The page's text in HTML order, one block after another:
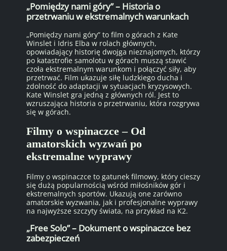
„Pomiędzy nami góry” – Historia o
przetrwaniu w ekstremalnych warunkach
„Pomiędzy nami góry” to film o górach z Kate
Winslet i Idris Elba w rolach głównych,
opowiadający historię dwojga nieznajomych, którzy
po katastrofie samolotu w górach muszą stawić
czoła ekstremalnym warunkom i połączyć siły, aby
przetrwać. Film ukazuje siłę ludzkiego ducha i
zdolność do adaptacji w sytuacjach kryzysowych.
Kate Winslet gra jedną z głównych ról. Jest to
wzruszająca historia o przetrwaniu, która rozgrywa
się w górach.
Filmy o wspinaczce – Od
amatorskich wyzwań po
ekstremalne wyprawy
Filmy o wspinaczce to gatunek filmowy, który cieszy
się dużą popularnością wśród miłośników gór i
ekstremalnych sportów. Ukazują one zarówno
amatorskie wyzwania, jak i profesjonalne wyprawy
na najwyższe szczyty świata, na przykład na K2.
„Free Solo” – Dokument o wspinaczce bez
zabezpieczeń